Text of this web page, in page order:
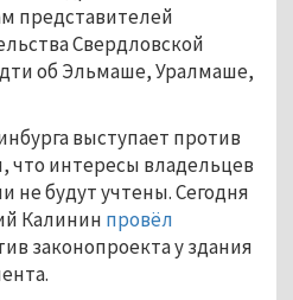
представителей
Свердловской
об Эльмаше, Уралмаше,
выступает против
что интересы владельцев
не будут учтены. Сегодня
Калинин провёл
законопроекта у здания